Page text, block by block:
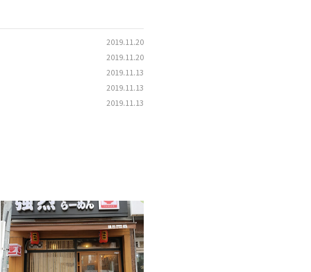
2019.11.20
2019.11.20
2019.11.13
2019.11.13
2019.11.13